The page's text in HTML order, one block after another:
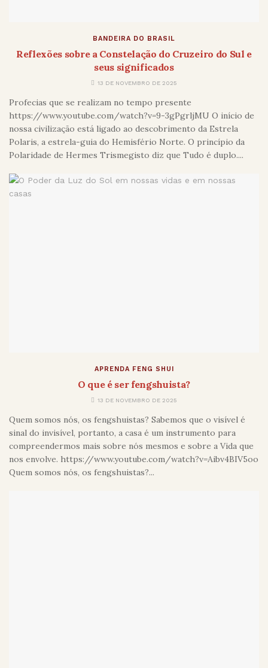
BANDEIRA DO BRASIL
Reflexões sobre a Constelação do Cruzeiro do Sul e
seus significados
13 DE NOVEMBRO DE 2025
Profecias que se realizam no tempo presente
https://www.youtube.com/watch?v=9-3gPgrljMU O início de
nossa civilização está ligado ao descobrimento da Estrela
Polaris, a estrela-guia do Hemisfério Norte. O princípio da
Polaridade de Hermes Trismegisto diz que Tudo é duplo....
APRENDA FENG SHUI
O que é ser fengshuista?
13 DE NOVEMBRO DE 2025
Quem somos nós, os fengshuistas? Sabemos que o visível é
sinal do invisível, portanto, a casa é um instrumento para
compreendermos mais sobre nós mesmos e sobre a Vida que
nos envolve. https://www.youtube.com/watch?v=Aibv4BIV5oo
Quem somos nós, os fengshuistas?...